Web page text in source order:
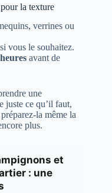
la texture
verrines ou
vous le souhaitez.
avant de
une
juste ce qu’il faut,
la même la
plus.
et
: une